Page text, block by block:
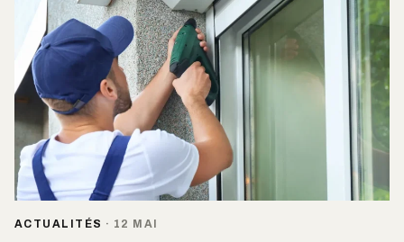
ACTUALITÉS · 12 MAI